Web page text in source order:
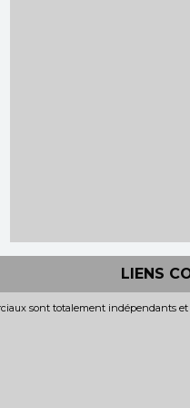
LIENS
sont totalement indépendants